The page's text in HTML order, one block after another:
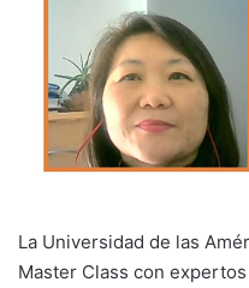
La Universidad de las
Master Class con